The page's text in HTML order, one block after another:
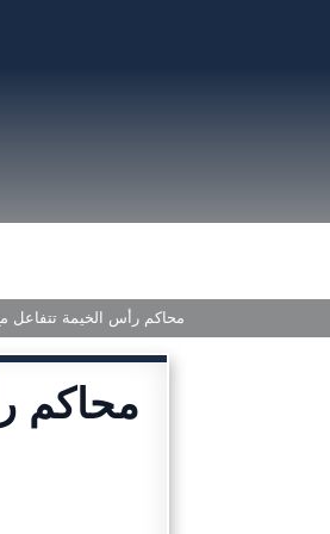
محاكم رأس الخيمة تتفاعل
محاكم